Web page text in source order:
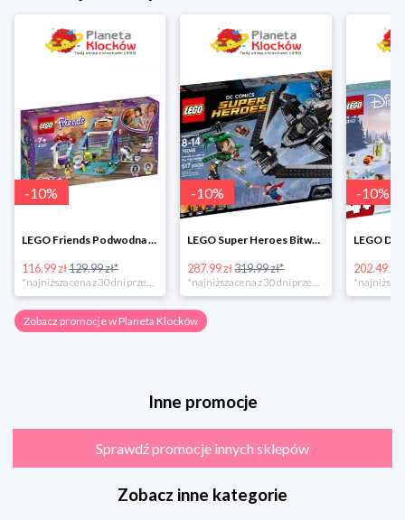
-10%
LEGO Friends Podwodna Frajda w super cenie
116.99 zł129.99 zł*
-10%
LEGO Super Heroes Bitwa powietrzna w super cenie
287.99 zł319.99 zł*
-10%
202.49 zł
Zobacz promocje w Planeta Klocków
Inne promocje
Sprawdź promocje innych sklepów
Zobacz inne kategorie